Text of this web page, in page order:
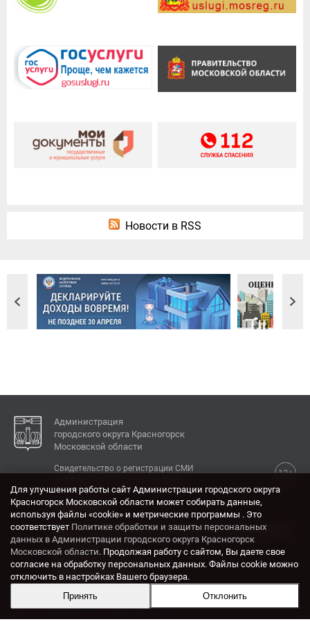
Новости в RSS
Администрация
городского округа Красногорск
Московской области
12+
Свидетельство о регистрации СМИ
КОНТАКТЫ
Адрес: 143404, Московская область, г. Красногорск,
ул. Ленина, дом 4.
Электронная почта:
krasrn@mosreg.ru
Разработка и поддержка сайта ADN
Для улучшения работы сайт Администрации городского округа
Красногорск Московской области может собирать данные,
используя файлы «cookie» и метрические программы . Это
соответствует Политике обработки и защиты персональных
данных в Администрации городского округа Красногорск
Московской области. Продолжая работу с сайтом, Вы даете свое
согласие на обработку персональных данных. Файлы cookie можно
отключить в настройках Вашего браузера.
Принять
Отклонить